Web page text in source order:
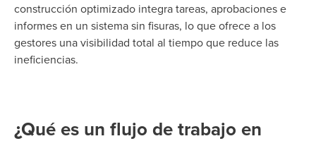
construcción optimizado integra tareas, aprobaciones e
informes en un sistema sin fisuras, lo que ofrece a los
gestores una visibilidad total al tiempo que reduce las
ineficiencias.
¿Qué es un flujo de trabajo en